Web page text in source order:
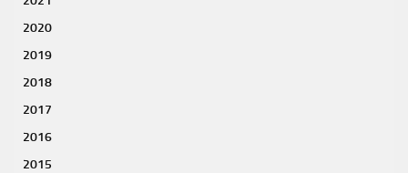
2020
2019
2018
2017
2016
2015